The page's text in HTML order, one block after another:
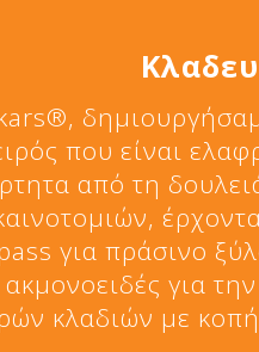
που είναι
από τη
για πράσινο
για
κλαδιών με